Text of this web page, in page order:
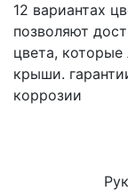
12 вариантах
позволяют
цвета,
крыши.
коррозии